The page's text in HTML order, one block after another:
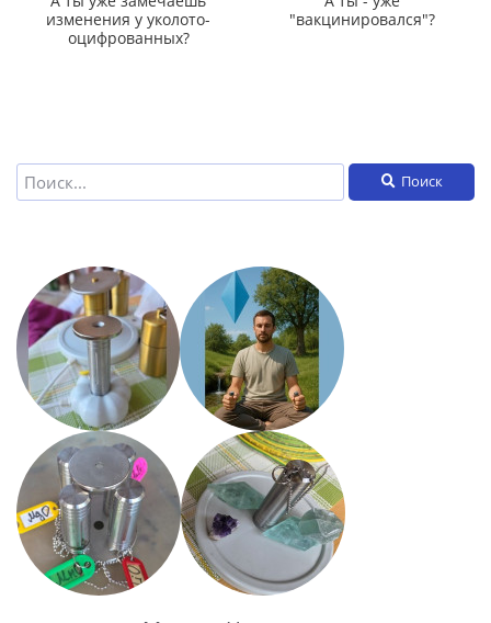
изменения у уколото-
оцифрованных?
"вакцинировался"?
Поиск